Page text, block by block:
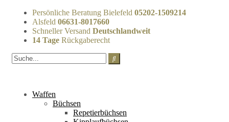
Persönliche Beratung Bielefeld 05202-1509214
Alsfeld 06631-8017660
Schneller Versand Deutschlandweit
14 Tage Rückgaberecht
Waffen
Büchsen
Repetierbüchsen